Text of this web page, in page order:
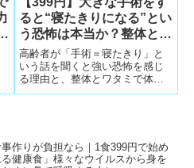
ると“寝たきりになる”とい
う恐怖は本当か？整体とワ
タミで体力が維持されてい
る高齢者は心配不要──座
談会のショックを整体師が
科学的に交通整理します
高齢者が「手術＝寝たきり」と
いう話を聞くと強い恐怖を感じ
る理由と、整体とワタミで体力
が維持されている人が一般論と
事作りが負担なら｜1食399円で始め
る健康食」様々なウイルスから身を